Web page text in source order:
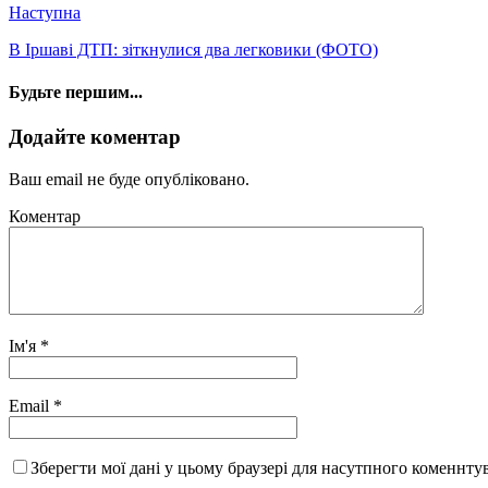
Наступна
В Іршаві ДТП: зіткнулися два легковики (ФОТО)
Будьте першим...
Додайте коментар
Ваш email не буде опубліковано.
Коментар
Ім'я *
Email *
Зберегти мої дані у цьому браузері для насутпного